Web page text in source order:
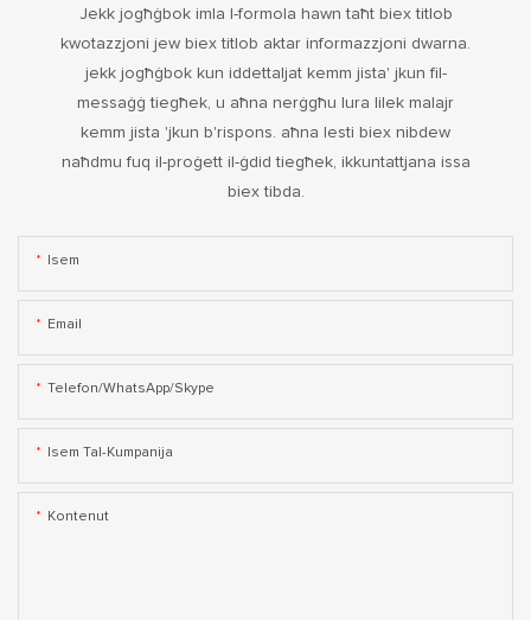
Jekk jogħġbok imla l-formola hawn taħt biex titlob
kwotazzjoni jew biex titlob aktar informazzjoni dwarna.
jekk jogħġbok kun iddettaljat kemm jista' jkun fil-
messaġġ tiegħek, u aħna nerġgħu lura lilek malajr
kemm jista 'jkun b'rispons. aħna lesti biex nibdew
naħdmu fuq il-proġett il-ġdid tiegħek, ikkuntattjana issa
biex tibda.
Isem
Email
Telefon/WhatsApp/Skype
Isem Tal-Kumpanija
Kontenut